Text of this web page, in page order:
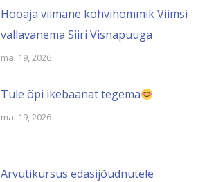
Hooaja viimane kohvihommik Viimsi
vallavanema Siiri Visnapuuga
mai 19, 2026
Tule õpi ikebaanat tegema
mai 19, 2026
Arvutikursus edasijõudnutele